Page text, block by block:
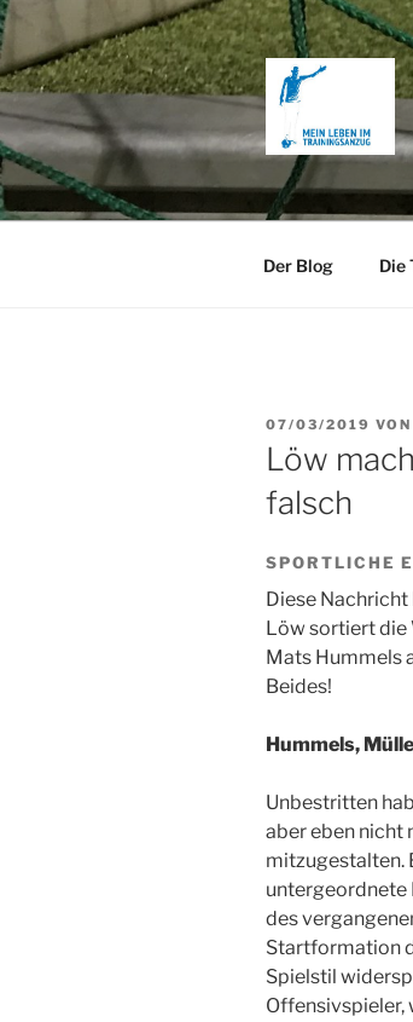
Zum
Inhalt
springen
Der Blog Die
AM
07/03/2019 VON
Löw
falsch
SPORTLICHE
Diese
Löw sortiert die
Mats Hummels
Beides!
Hummels,
Unbestritten
aber eben nicht
mitzugestalten.
untergeordnete
des
Startformation
Spielstil
Offensivspieler,